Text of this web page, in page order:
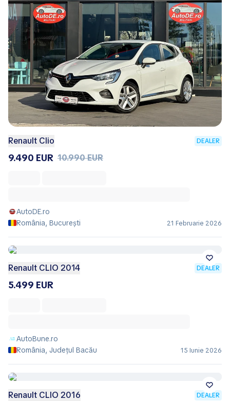
Renault Clio DEALER
9.490 EUR 10.990 EUR
AutoDE.ro
România, București
21 Februarie 2026
Renault CLIO 2014 DEALER
5.499 EUR
AutoBune.ro
România, Județul Bacău
15 Iunie 2026
Renault CLIO 2016 DEALER